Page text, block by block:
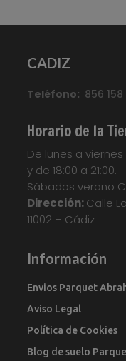
CADIZ
Teléfono: 856 158
Horario de la
De lunes a viernes
y de 18:00 a 21:00.
Sábados verano
Dirección:Calle
11002 – Cádiz
Información
Envios Parquet
Aviso Legal
Política de Cookies
Blog de suelo